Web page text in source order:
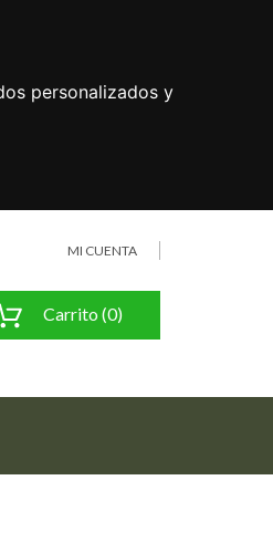
personalizados y
MI CUENTA
Carrito (0)